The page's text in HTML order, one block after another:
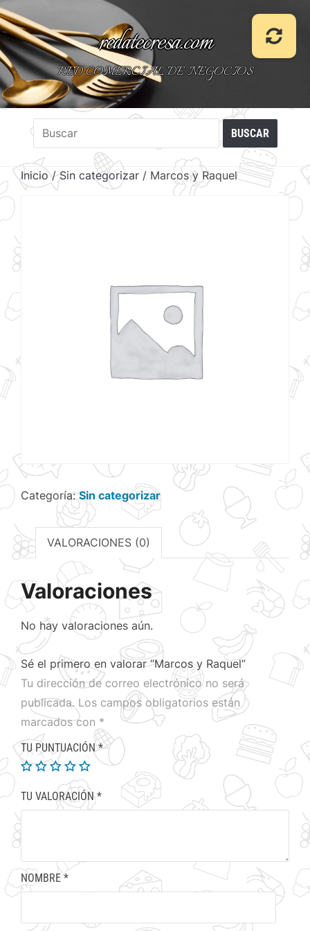
redatecresa.com
RED COMERCIAL DE NEGOCIOS
Inicio/Sin categorizar / Marcos y Raquel
Categoría:Sin categorizar
VALORACIONES (0)
Valoraciones
No hay valoraciones aún.
Sé el primero en valorar “Marcos y Raquel”
Tu dirección de correo electrónico no será
publicada. Los campos obligatorios están
marcados con *
TU PUNTUACIÓN*
TU VALORACIÓN*
NOMBRE*